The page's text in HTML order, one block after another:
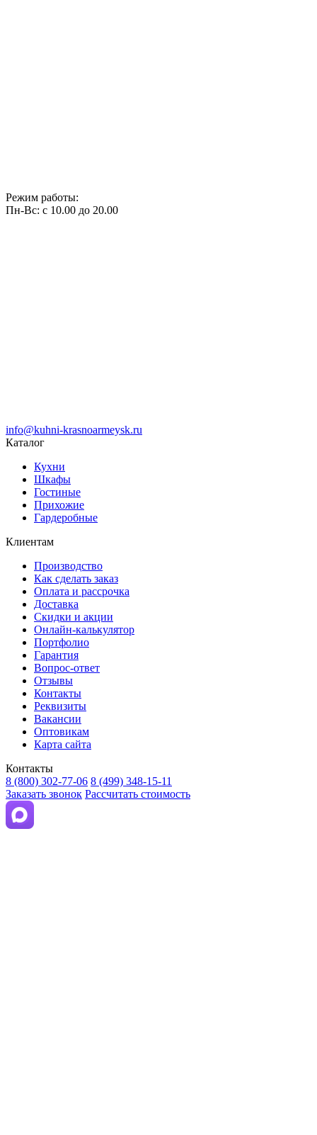
Режим работы:
Пн-Вс: с 10.00 до 20.00
info@kuhni-krasnoarmeysk.ru
Каталог
Кухни
Шкафы
Гостиные
Прихожие
Гардеробные
Клиентам
Производство
Как сделать заказ
Оплата и рассрочка
Доставка
Скидки и акции
Онлайн-калькулятор
Портфолио
Гарантия
Вопрос-ответ
Отзывы
Контакты
Реквизиты
Вакансии
Оптовикам
Карта сайта
Контакты
8 (800) 302-77-06 8 (499) 348-15-11
Заказать звонок Рассчитать стоимость